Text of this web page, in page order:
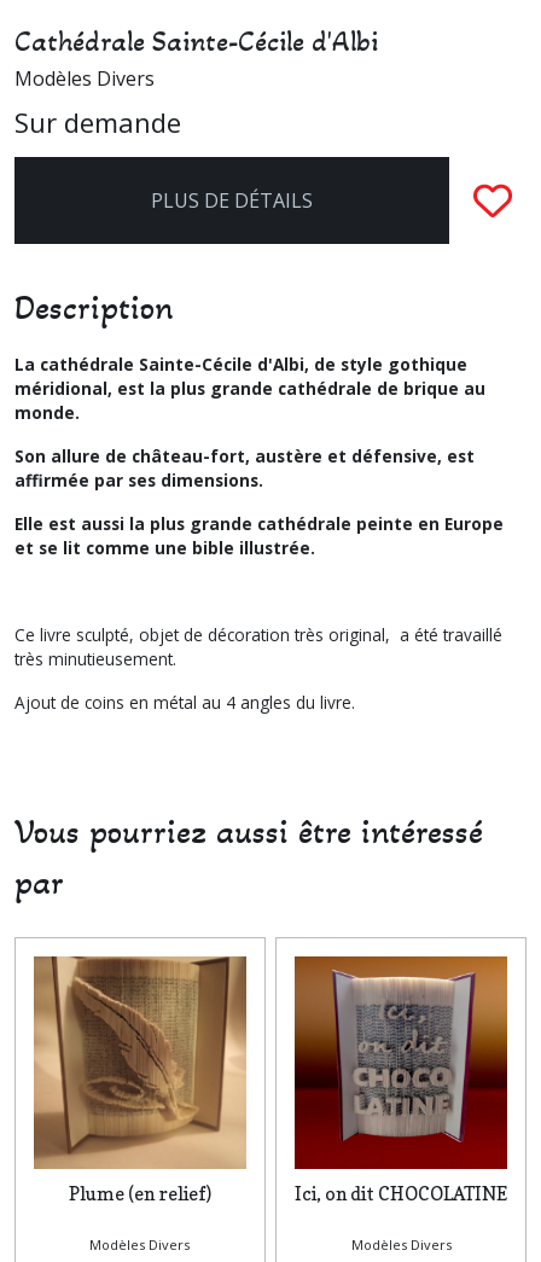
Cathédrale Sainte-Cécile d'Albi
Modèles Divers
Sur demande
PLUS DE DÉTAILS
Description
La cathédrale Sainte-Cécile d'Albi, de style gothique
méridional, est la plus grande cathédrale de brique au
monde.
Son allure de château-fort, austère et défensive, est
affirmée par ses dimensions.
Elle est aussi la plus grande cathédrale peinte en Europe
et se lit comme une bible illustrée.
Ce livre sculpté, objet de décoration très original, a été travaillé
très minutieusement.
Ajout de coins en métal au 4 angles du livre.
Vous pourriez aussi être intéressé
par
Plume (en relief)
Modèles Divers
Ici, on dit CHOCOLATINE
Modèles Divers